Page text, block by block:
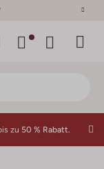
zu 50 % Rabatt.